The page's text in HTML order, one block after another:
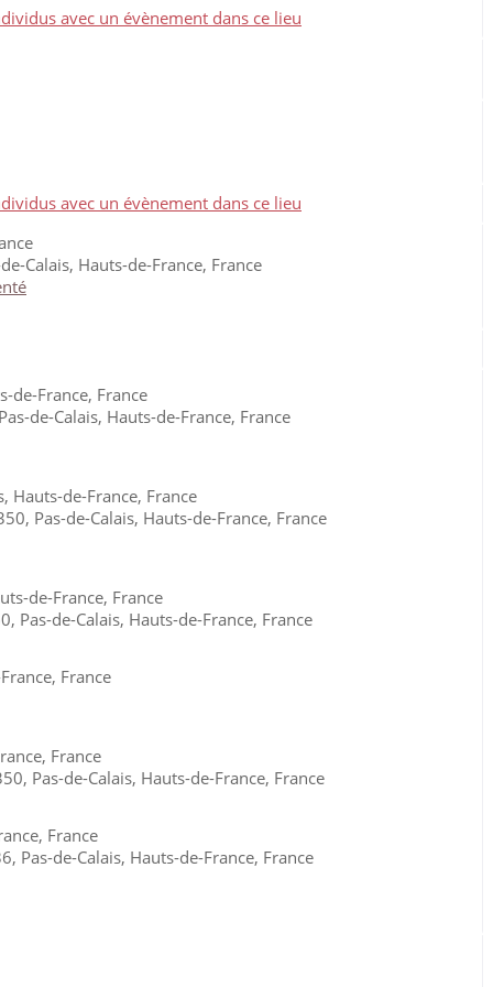
Calais, Hauts-de-France, France
de-France, France
de-Calais, Hauts-de-France, France
Hauts-de-France, France
Pas-de-Calais, Hauts-de-France, France
de-France, France
Pas-de-Calais, Hauts-de-France, France
France
France
Pas-de-Calais, Hauts-de-France, France
France
Pas-de-Calais, Hauts-de-France, France